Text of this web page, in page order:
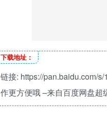
下载地址：
链接: https://pan.baidu.com/
作更方便哦 –来自百度网盘超